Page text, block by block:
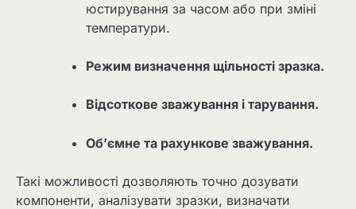
юстирування за часом або при зміні
температури.
Режим визначення щільності зразка.
Відсоткове зважування і тарування.
Об’ємне та рахункове зважування.
Такі можливості дозволяють точно дозувати
компоненти, аналізувати зразки, визначати